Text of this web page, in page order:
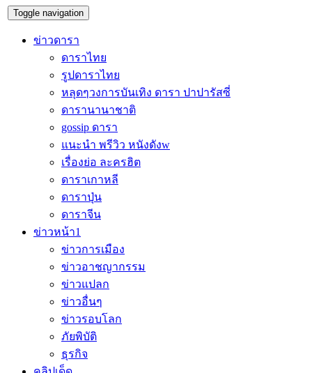
Toggle navigation
ข่าวดารา
ดาราไทย
รูปดาราไทย
หลุดๆวงการบันเทิง ดารา ปาปารัสซี่
ดารานานาชาติ
gossip ดารา
แนะนำ พรีวิว หนังดังw
เรื่องย่อ ละครฮิต
ดาราเกาหลี
ดาราปุ่น
ดาราจีน
ข่าวหน้า1
ข่าวการเมือง
ข่าวอาชญากรรม
ข่าวแปลก
ข่าวอื่นๆ
ข่าวรอบโลก
ภัยพิบัติ
ธุรกิจ